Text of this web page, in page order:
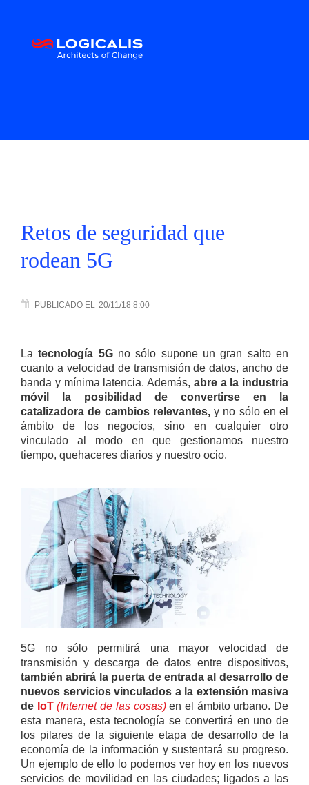
Retos de seguridad que
rodean 5G
PUBLICADO EL 20/11/18 8:00
Latecnología 5Gno sólo supone un gran salto en
cuanto a velocidad de transmisión de datos, ancho de
banda y mínima latencia. Además, abre a la industria
móvil la posibilidad de convertirse en la
catalizadora de cambios relevantes,y no sólo en el
ámbito de los negocios, sino en cualquier otro
vinculado al modo en que gestionamos nuestro
tiempo, quehaceres diarios y nuestro ocio.
5G no sólo permitirá una mayor velocidad de
transmisión y descarga de datos entre dispositivos,
también abrirá la puerta de entrada al desarrollo de
nuevos servicios vinculados a la extensión masiva
de IoT (Internet de las cosas)en el ámbito urbano. De
esta manera, esta tecnología se convertirá en uno de
los pilares de la siguiente etapa de desarrollo de la
economía de la información y sustentará su progreso.
Un ejemplo de ello lo podemos ver hoy en los nuevos
servicios de movilidad en las ciudades; ligados a las